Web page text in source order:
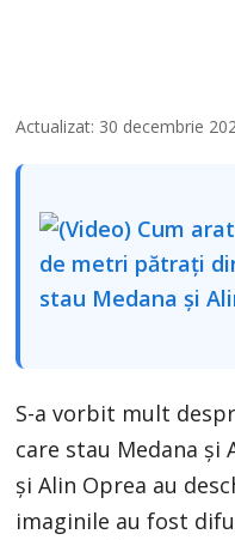
Actualizat: 30 decembrie
S-a vorbit mult
care stau Medana și
și Alin Oprea au
imaginile au fost